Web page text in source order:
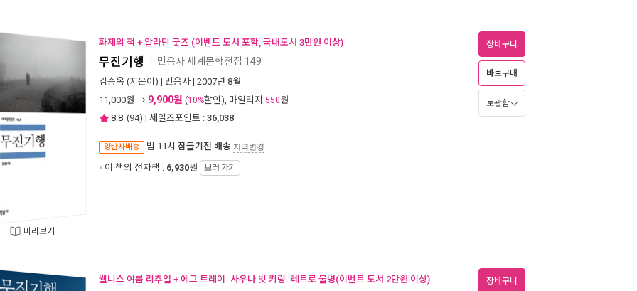
미리보기
화제의 책 + 알라딘 굿즈 (이벤트 도서 포함, 국내도서 3만원 이상)
무진기행 민음사 세계문학전집 149
김승옥 (지은이) | 민음사 | 2007년 8월
11,000원 → 9,900원 (10%할인), 마일리지 550원
8.8 (94) | 세일즈포인트 : 36,038
양탄자배송 밤 11시 잠들기전 배송 지역변경
이 책의 전자책 : 6,930원 보러 가기
장바구니
바로구매
보관함
웰니스 여름 리추얼 + 에그 트레이. 사우나 빗 키링. 레트로 물병(이벤트 도서 2만원 이상) 장바구니